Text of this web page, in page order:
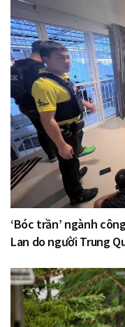
‘Bóc trần’ ngành
Lan do người Trung